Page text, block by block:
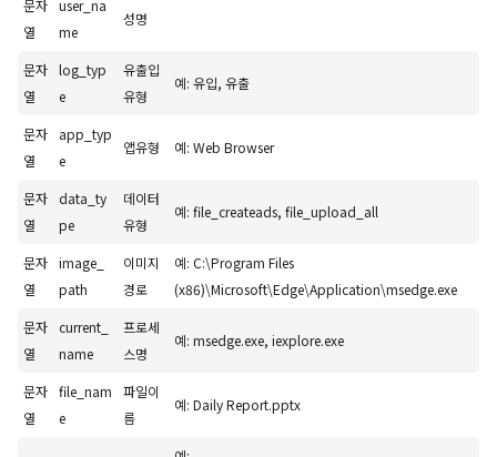
문자
열
user_na
me
성명
문자
열
log_typ
e
유출입
유형
예: 유입, 유출
문자
열
app_typ
e
앱유형 예: Web Browser
문자
열
data_ty
pe
데이터
유형
예: file_createads, file_upload_all
문자
열
image_
path
이미지
경로
예: C:\Program Files
(x86)\Microsoft\Edge\Application\msedge.exe
문자
열
current_
name
프로세
스명
예: msedge.exe, iexplore.exe
문자
열
file_nam
e
파일이
름
예: Daily Report.pptx